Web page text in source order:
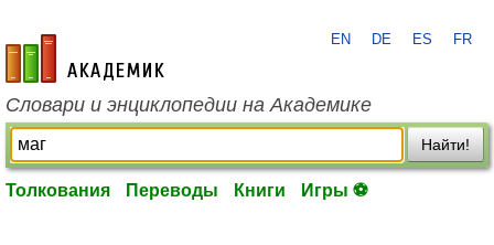
academic.ru
EN DE ES FR
Словари и энциклопедии на Академике
Найти!
Толкования Переводы Книги Игры ⚽